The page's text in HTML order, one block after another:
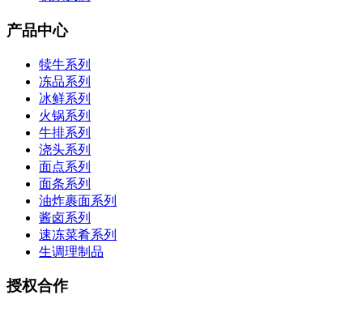
产品中心
犊牛系列
冻品系列
冰鲜系列
火锅系列
牛排系列
浇头系列
面点系列
面条系列
油炸裹面系列
酱卤系列
速冻菜肴系列
生调理制品
授权合作